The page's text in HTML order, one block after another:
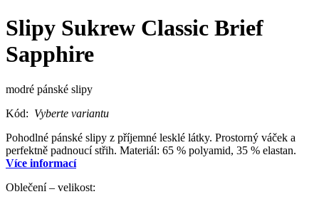
Slipy Sukrew Classic Brief
Sapphire
modré pánské slipy
Kód: Vyberte variantu
Pohodlné pánské slipy z příjemné lesklé látky. Prostorný váček a
perfektně padnoucí střih. Materiál: 65 % polyamid, 35 % elastan.
Více informací
Oblečení – velikost: